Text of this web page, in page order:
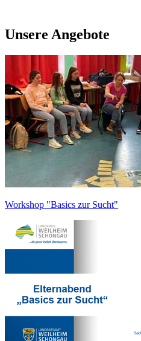
Unsere Angebote
Workshop "Basics zur Sucht"